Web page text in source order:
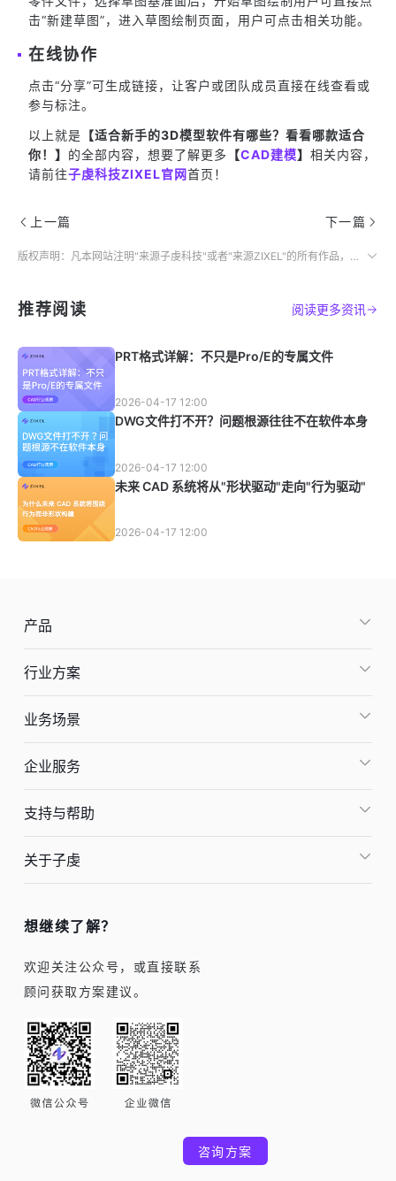
击“新建草图”，进入草图绘制页面，用户可点击相关功能。
在线协作
点击“分享”可生成链接，让客户或团队成员直接在线查看或
参与标注。
以上就是 【适合新手的3D模型软件有哪些？看看哪款适合
你！】 的全部内容，想要了解更多 【CAD建模】 相关内容，
请前往子虔科技ZIXEL官网首页！
上一篇 下一篇
版权声明：凡本网站注明"来源子虔科技"或者"来源ZIXEL"的所有作品，均为本网站合法拥有版权的作品，未经本网站授权，任何媒体、网站、个人不得转载、链接、转帖或以其他方式使用。
推荐阅读 阅读更多资讯
PRT格式详解：不只是Pro/E的专属文件
2026-04-17 12:00
DWG文件打不开？问题根源往往不在软件本身
2026-04-17 12:00
未来 CAD 系统将从"形状驱动"走向"行为驱动"
2026-04-17 12:00
产品
行业方案
业务场景
企业服务
支持与帮助
关于子虔
想继续了解？
欢迎关注公众号，或直接联系
顾问获取方案建议。
咨询方案